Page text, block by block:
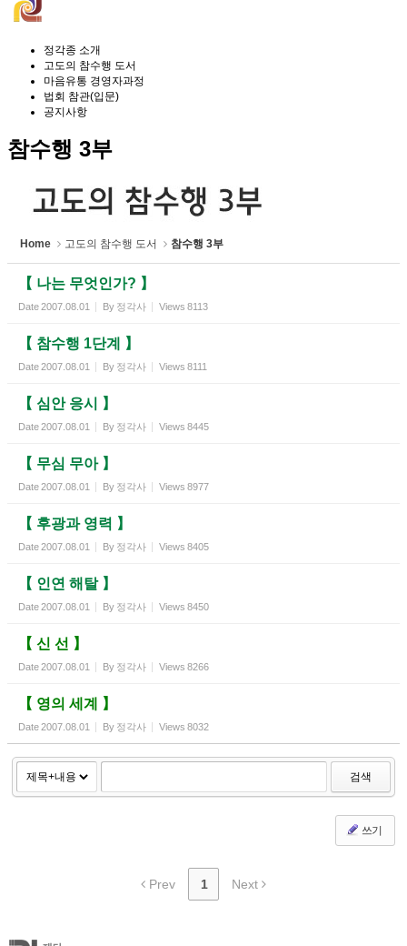
정각종 소개
고도의 참수행 도서
마음유통 경영자과정
법회 참관(입문)
공지사항
참수행 3부
Home 고도의 참수행 도서 참수행 3부
【 나는 무엇인가? 】
Date2007.08.01 By 정각사 Views 8113
【 참수행 1단계 】
Date2007.08.01 By 정각사 Views 8111
【 심안 응시 】
Date2007.08.01 By 정각사 Views 8445
【 무심 무아 】
Date2007.08.01 By 정각사 Views 8977
【 후광과 영력 】
Date2007.08.01 By 정각사 Views 8405
【 인연 해탈 】
Date2007.08.01 By 정각사 Views 8450
【 신 선 】
Date2007.08.01 By 정각사 Views 8266
【 영의 세계 】
Date2007.08.01 By 정각사 Views 8032
검색
쓰기
Prev 1 Next